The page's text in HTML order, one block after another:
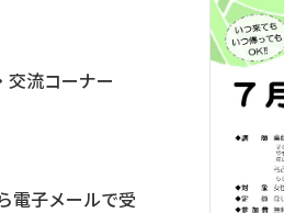
流コーナー
電子メールで受